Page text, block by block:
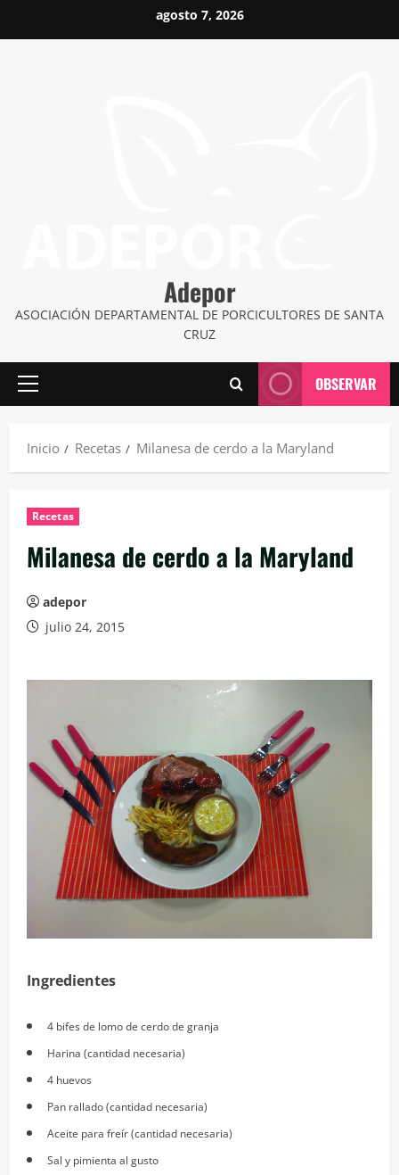
agosto 7, 2026
Adepor
ASOCIACIÓN DEPARTAMENTAL DE PORCICULTORES DE SANTA
CRUZ
Menú
OBSERVAR
Inicio Recetas Milanesa de cerdo a la Maryland
Recetas
Milanesa de cerdo a la Maryland
adepor
julio 24, 2015
Ingredientes
4 bifes de lomo de cerdo de granja
Harina (cantidad necesaria)
4 huevos
Pan rallado (cantidad necesaria)
Aceite para freír (cantidad necesaria)
Sal y pimienta al gusto